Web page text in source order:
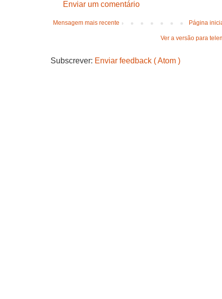
Enviar um comentário
Mensagem mais recente Página
Ver a versão para
Subscrever: Enviar feedback ( Atom )